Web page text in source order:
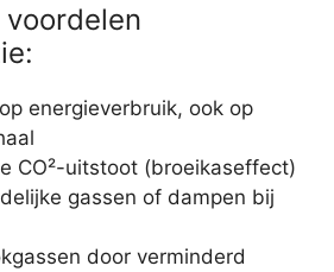
voordelen
energieverbruik, ook op
CO²-uitstoot (broeikaseffect)
gassen of dampen bij
door verminderd